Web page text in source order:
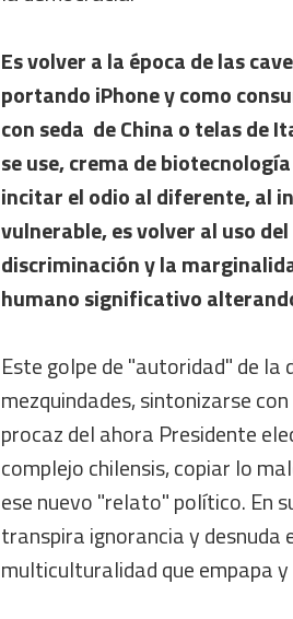
Es volver a la época de las
portando iPhone y como
con seda de China o telas de
se use, crema de
incitar el odio al diferente, al
vulnerable, es volver al uso
discriminación y la
humano significativo
Este golpe de "autoridad" de
mezquindades, sintonizarse
procaz del ahora Presidente
complejo chilensis, copiar lo
ese nuevo "relato" político. En
transpira ignorancia y desnuda
multiculturalidad que empapa y